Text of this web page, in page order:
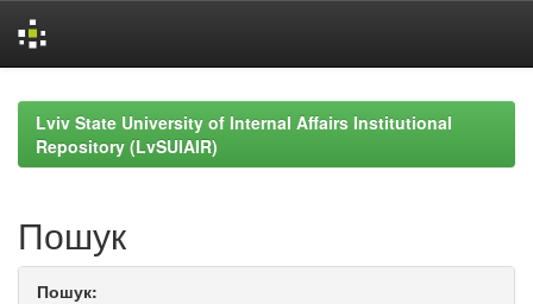
navigationLviv State University of Internal Affairs Institutional
Repository (LvSUIAIR)
Пошук
Пошук: